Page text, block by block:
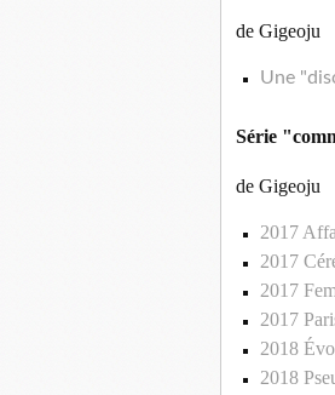
de Gigeoju
Une
Série
de Gigeoju
2017
2017
2017
2017
2018
2018